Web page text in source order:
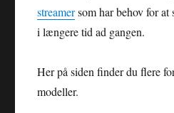
streamersom har behov for at
i længere tid ad gangen.
Her på siden finder du flere
modeller.